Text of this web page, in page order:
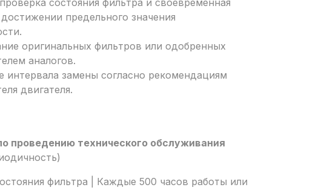
состояния фильтра и своевременная
предельного значения
оригинальных фильтров или одобренных
аналогов.
интервала замены согласно рекомендациям
двигателя.
проведению технического обслуживания
фильтра | Каждые 500 часов работы или